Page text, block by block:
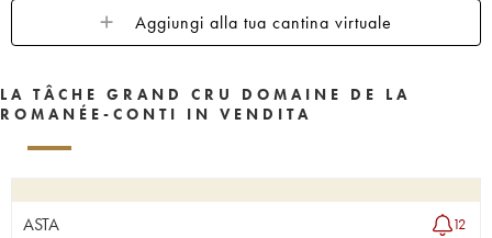
Aggiungi alla tua cantina virtuale
LA TÂCHE GRAND CRU DOMAINE DE LA
ROMANÉE-CONTI IN VENDITA
ASTA 12